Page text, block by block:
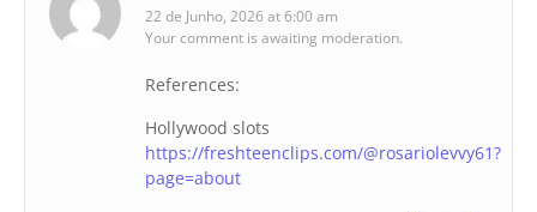
22 de Junho, 2026 at 6:00 am
Your comment is awaiting moderation.
References:
Hollywood slots
https://freshteenclips.com/@rosariolevvy61?
page=about